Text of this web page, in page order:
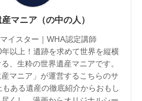
マニア（の中の人）
イスター｜WHA認定講師
以上！遺跡を求めて世界を縦横
、生粋の世界遺産マニアです。
マニア」が運営するこちらのサ
ある遺産の徹底紹介からおもし